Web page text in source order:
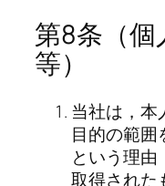
第8条（個
等）
当社は，本
目的の範囲
という理由
取得された